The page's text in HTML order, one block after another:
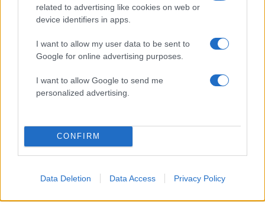
related to advertising like cookies on web or
device identifiers in apps.
I want to allow my user data to be sent to
Google for online advertising purposes.
I want to allow Google to send me
personalized advertising.
CONFIRM
Data Deletion Data Access Privacy Policy
10:51
Με… μενού την αξιολόγηση η συνεδρίαση του